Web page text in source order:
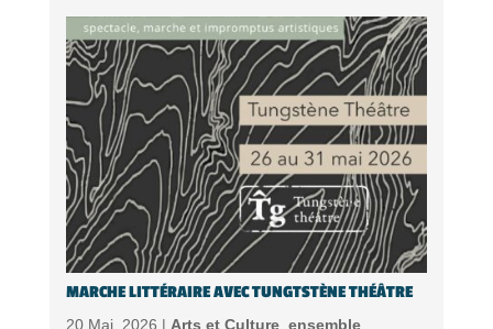
MARCHE LITTÉRAIRE AVEC TUNGTSTÈNE THÉÂTRE
20 Mai, 2026 | Arts et Culture, ensemble,